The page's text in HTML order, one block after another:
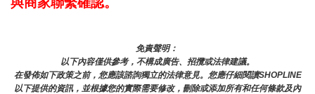
免責聲明：
以下內容僅供參考，不構成廣告、招攬或法律建議。
在發佈如下政策之前，您應該諮詢獨立的法律意見。您應仔細閱讀SHOPLINE
以下提供的資訊，並根據您的實際需要修改，刪除或添加所有和任何條款及內